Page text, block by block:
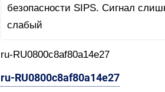
ru-RU0800c8af80a14e27
ru-RU0800c8af80a14e27